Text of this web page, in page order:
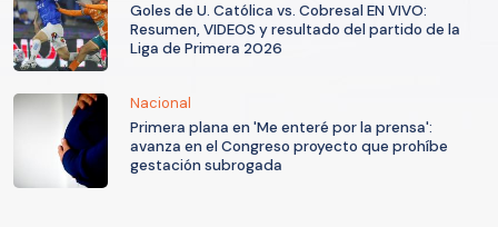
Goles de U. Católica vs. Cobresal EN VIVO:
Resumen, VIDEOS y resultado del partido de la
Liga de Primera 2026
Nacional
Primera plana en 'Me enteré por la prensa':
avanza en el Congreso proyecto que prohíbe
gestación subrogada